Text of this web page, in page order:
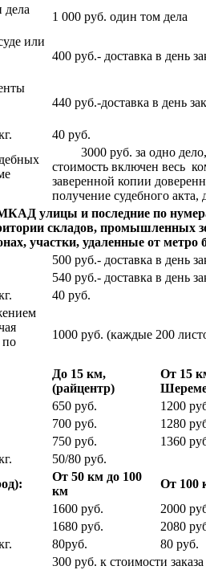
дела
1 000 руб. один том дела
или
400 руб.- доставка в день
440 руб.-доставка в день
40 руб.
3000 руб. за одно дело,
стоимость включен весь
заверенной копии
получение судебного акта,
улицы и последние по
складов, промышленных
участки, удаленные от метро
500 руб.- доставка в день
540 руб.- доставка в день
40 руб.
по
1000 руб. (каждые 200
До 15 км,
(райцентр)
От 15
650 руб.
1200
700 руб.
1280
750 руб.
1360
50/80 руб.
От 50 км до 100
км
От 100
1600 руб.
2000
1680 руб.
2080
80руб.
80 руб.
300 руб. к стоимости заказа